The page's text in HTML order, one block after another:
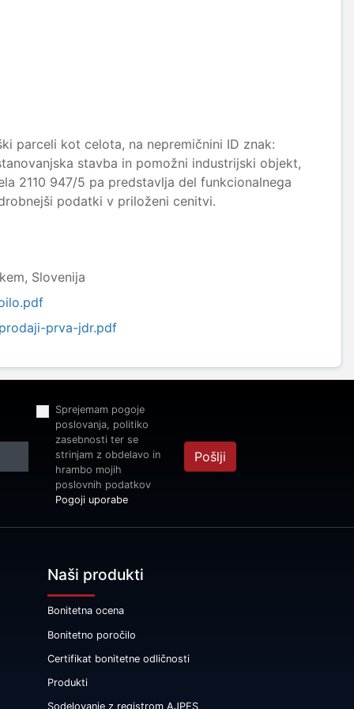
parceli kot celota, na nepremičnini ID znak:
stavba in pomožni industrijski objekt,
2110 947/5 pa predstavlja del funkcionalnega
podatki v priloženi cenitvi.
Slovenija
prva-jdr.pdf
Sprejemam pogoje
poslovanja, politiko
zasebnosti ter se
strinjam z obdelavo in
hrambo mojih
poslovnih podatkov
Pogoji uporabe
Pošlji
Naši produkti
Bonitetna ocena
Bonitetno poročilo
Certifikat bonitetne odličnosti
Produkti
Sodelovanje z registrom AJPES